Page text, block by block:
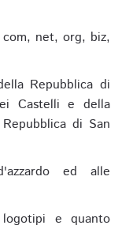
net, org, biz,
Repubblica di
Castelli e della
di San
ed alle
e quanto